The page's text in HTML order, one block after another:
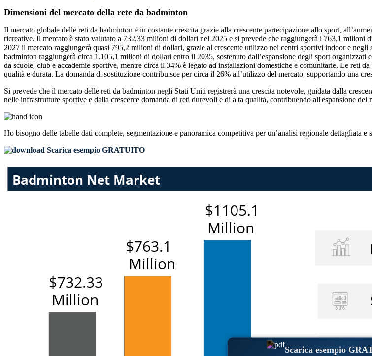
Scarica esempio
Dimensioni del mercato della rete da badminton
Il mercato globale delle reti da badminton è in costante crescita grazie alla crescente partecipazione allo sport,
ricreative. Il mercato è stato valutato a 732,33 milioni di dollari nel 2025 e si prevede che raggiungerà i 763,1 milioni
2027 il mercato raggiungerà quasi 795,2 milioni di dollari, grazie al crescente utilizzo nei centri sportivi indoor e
badminton raggiungerà circa 1.105,1 milioni di dollari entro il 2035, sostenuto dall’espansione degli sport
da scuole, club e accademie sportive, mentre circa il 34% è legato ad installazioni domestiche e comunitarie. Le reti
qualità e durata. La domanda di sostituzione contribuisce per circa il 26% all’utilizzo del mercato, supportando una
Si prevede che il mercato delle reti da badminton negli Stati Uniti registrerà una crescita notevole, guidata dalla
nelle infrastrutture sportive e dalla crescente domanda di reti durevoli e di alta qualità, contribuendo all'espansione del
Ho bisogno delle tabelle dati complete, segmentazione e panoramica competitiva per un’analisi regionale dettagliata e
Scarica esempio GRATUITO